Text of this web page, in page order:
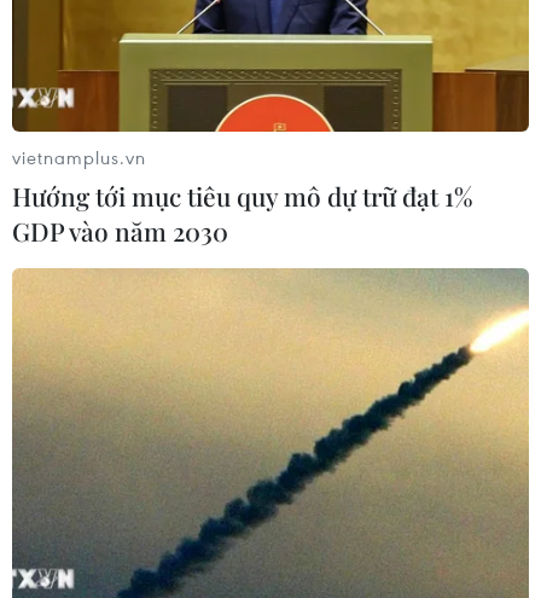
vietnamplus.vn
Hướng tới mục tiêu quy mô dự trữ đạt 1%
GDP vào năm 2030